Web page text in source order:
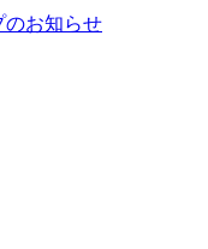
のお知らせ